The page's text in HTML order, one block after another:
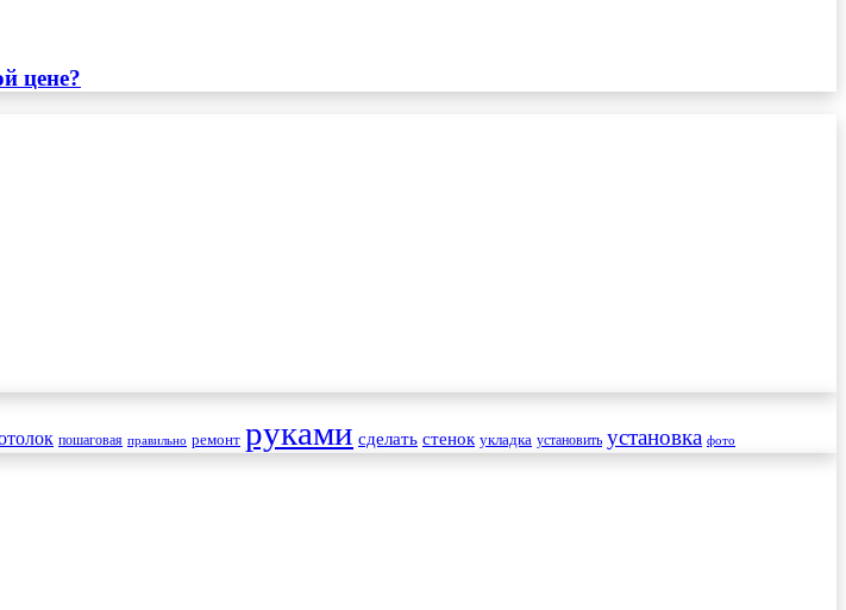
цене?
пошаговая правильно ремонт руками сделать стенок укладка установить установка фото